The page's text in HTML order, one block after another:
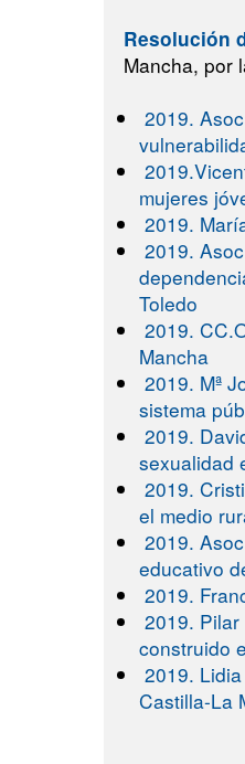
Resolución
Mancha, por
2019.
mujeres
2019.
2019.
Toledo
2019.
Mancha
2019. Mª
sistema
2019.
sexualidad
2019.
el medio
2019.
educativo
2019.
2019.
construido
2019.
Castilla-La